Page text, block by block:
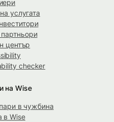
услугата
център
checker
на Wise
в чужбина
в Wise